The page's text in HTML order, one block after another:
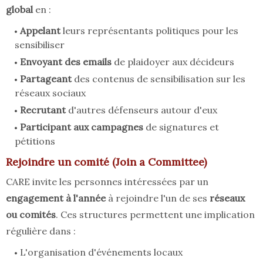
globalen :
Appelantleurs représentants politiques pour les
sensibiliser
Envoyant des emails de plaidoyer aux décideurs
Partageantdes contenus de sensibilisation sur les
réseaux sociaux
Recrutantd'autres défenseurs autour d'eux
Participant aux campagnes de signatures et
pétitions
Rejoindre un comité (Join a Committee)
CARE invite les personnes intéressées par un
engagement à l'annéeà rejoindre l'un de ses réseaux
ou comités. Ces structures permettent une implication
régulière dans :
L'organisation d'événements locaux